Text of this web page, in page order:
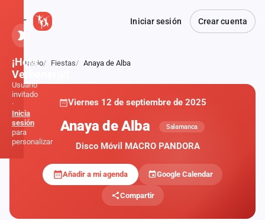
Iniciar sesión Crear cuenta
Atrás
Inicio Fiestas Anaya de Alba
Viernes 12 de septiembre de 2025
Anaya de Alba Salamanca
Disco Móvil MACRO PANDORA
Añadir a mi agenda Google Calendar
Compartir
¡Hola,
Verbener@!
Usuario
invitado
·
Inicia
sesión
para
personalizar